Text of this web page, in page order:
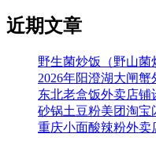
近期文章
野生菌炒饭（野山
2026年阳澄湖大闸
东北老盒饭外卖店铺
砂锅土豆粉美团淘宝
重庆小面酸辣粉外卖